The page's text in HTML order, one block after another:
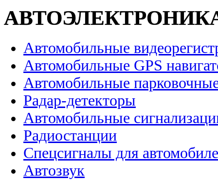
Автомобильные
Автомобильные GPS
Автомобильные
Радар-детекторы
Автомобильные
Радиостанции
Спецсигналы для
Автозвук